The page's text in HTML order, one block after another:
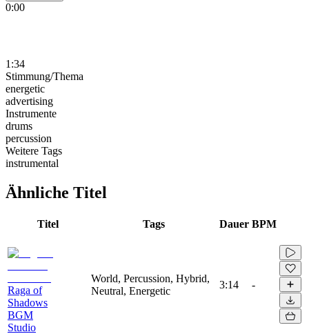
0:00
1:34
Stimmung/Thema
energetic
advertising
Instrumente
drums
percussion
Weitere Tags
instrumental
Ähnliche Titel
Titel Tags Dauer BPM
Raga of
Shadows
BGM
Studio
World, Percussion, Hybrid,
Neutral, Energetic
3:14 -